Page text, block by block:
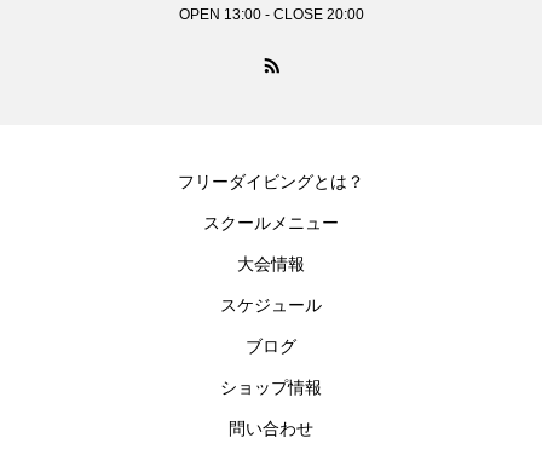
OPEN 13:00 - CLOSE 20:00
フリーダイビングとは？
スクールメニュー
大会情報
スケジュール
ブログ
ショップ情報
問い合わせ